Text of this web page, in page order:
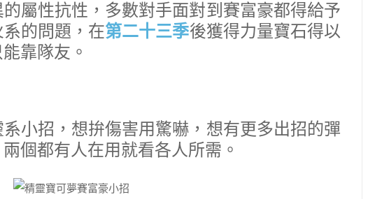
屬性抗性，多數對手面對到賽富豪都得給予
的問題，在第二十三季後獲得力量寶石得以
靠隊友。
小招，想拚傷害用驚嚇，想有更多出招的彈
個都有人在用就看各人所需。